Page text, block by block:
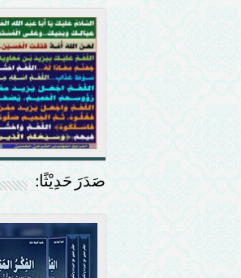
صَدَرَ حَدِيْثًا: